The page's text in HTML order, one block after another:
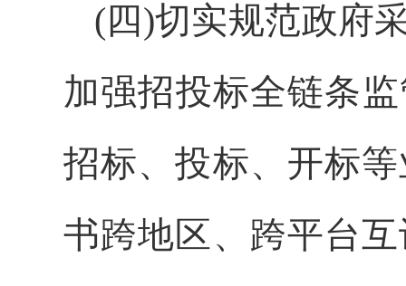
(四)切实规范政府
加强招投标全链条
招标、投标、开标
书跨地区、跨平台